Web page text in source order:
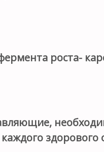
роста-
здорового